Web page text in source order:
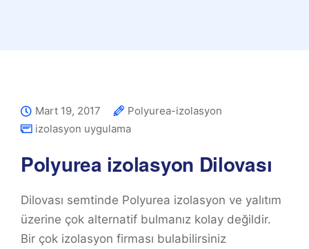
Mart 19, 2017
Polyurea-izolasyon
izolasyon uygulama
Polyurea izolasyon Dilovası
Dilovası semtinde Polyurea izolasyon ve yalıtım
üzerine çok alternatif bulmanız kolay değildir.
Bir çok izolasyon firması bulabilirsiniz